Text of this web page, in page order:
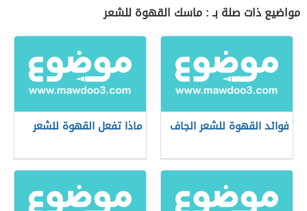
مواضيع ذات صلة بـ : ماسك القهوة للشعر
فوائد القهوة للشعر الجاف ماذا تفعل القهوة للشعر